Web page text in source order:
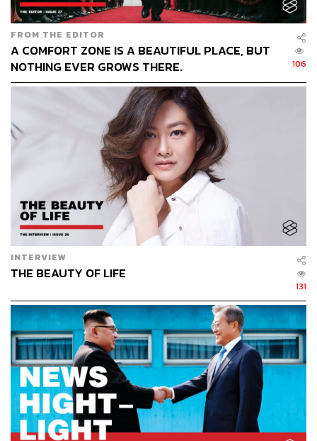
THE INTERVIEW
คุณใหม่-สิริกิติยา เจนเซน
ธิดาคนเล็กในทูลกระหม่อมหญิง
อุบลรัตนราชกัญญา สิริวัฒนาพรรณวดี เปิดโอกาสให้ THE
STANDARD สัมภาษณ์พิเศษถึงเรื่องราวชีวิต ทั้งวัยเด็กส่วน
ใหญ่ที่สหรัฐอเมริกา และความสนใจเสมอมาในด้าน
ประวัติศาสตร์เอเชีย โดยเฉพาะเรื่องราวของแผ่นดินมาตุภูมิ
รวมถึงจุดเปลี่ยนที่นำพาให้เธอกลับมาเป็นข้าราชการกรม
ศิลปากร ผู้กำลังมุ่งมั่นกับโครงการใหญ่ นิทรรศการ ‘วังน่า
ชีวิตอีกครั้ง
FROM THE EDITOR
A COMFORT ZONE IS A BEAUTIFUL PLACE, BUT
NOTHING EVER GROWS THERE.
106
INTERVIEW
THE BEAUTY OF LIFE
131